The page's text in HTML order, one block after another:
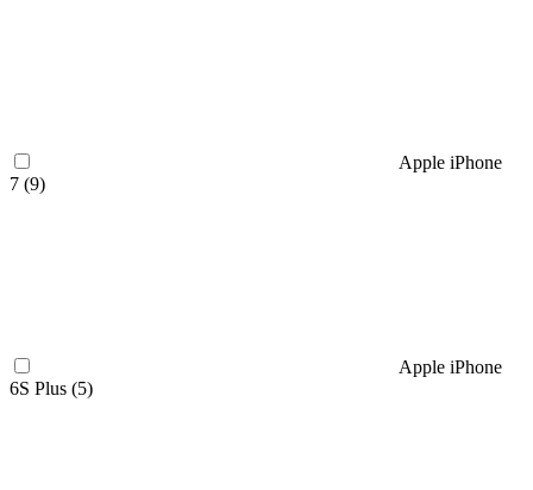
Apple iPhone
7 (9)
Apple iPhone
6S Plus (5)